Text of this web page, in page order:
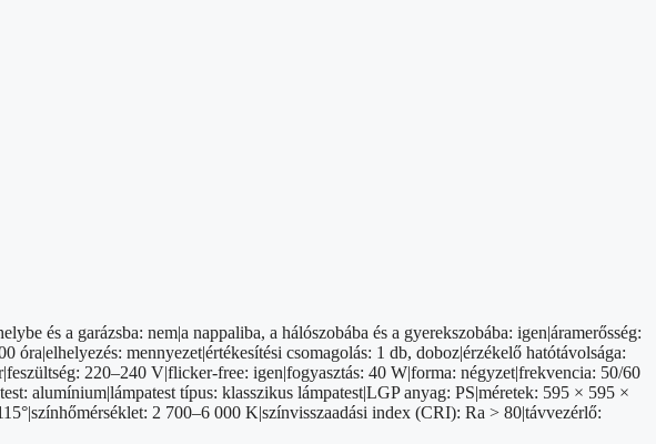
és a garázsba: nem|a nappaliba, a hálószobába és a gyerekszobába: igen|áramerősség:
mennyezet|értékesítési csomagolás: 1 db, doboz|érzékelő hatótávolsága:
220–240 V|flicker-free: igen|fogyasztás: 40 W|forma: négyzet|frekvencia: 50/60
alumínium|lámpatest típus: klasszikus lámpatest|LGP anyag: PS|méretek: 595 × 595 ×
2 700–6 000 K|színvisszaadási index (CRI): Ra > 80|távvezérlő: